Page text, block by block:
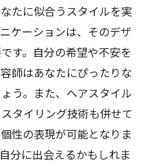
たに似合うスタイルを実
ケーションは、そのデザ
す。自分の希望や不安を
師はあなたにぴったりな
う。また、ヘアスタイル
タイリング技術も併せて
性の表現が可能となりま
分に出会えるかもしれま